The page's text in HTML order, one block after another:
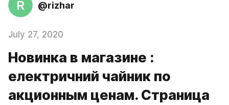
R @rizhar
July 27, 2020
Новинка в магазине :
електричний чайник по
акционным ценам. Страница